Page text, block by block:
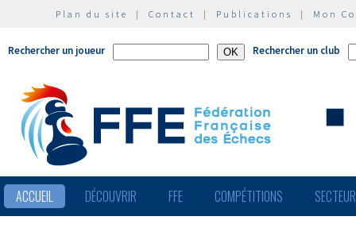
Plan du site | Contact | Publications | Mon
Rechercher un joueur Rechercher un club
ACCUEIL DÉCOUVRIR FFE COMPÉTITIONS